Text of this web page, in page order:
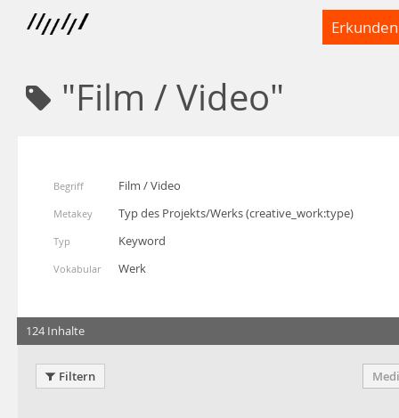
Erkunden
"Film / Video"
Begriff Film / Video
Metakey Typ des Projekts/Werks(creative_work:type)
Typ Keyword
Vokabular Werk
124 Inhalte
Filtern